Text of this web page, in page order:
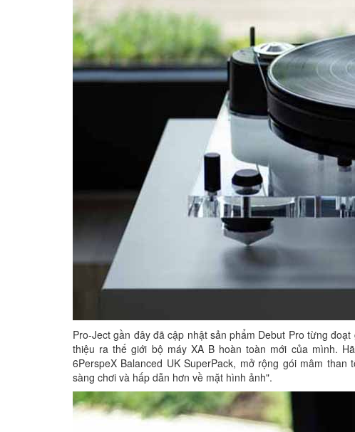
Pro-Ject gần đây đã cập nhật sản phẩm Debut Pro từng
thiệu ra thế giới bộ máy XA B hoàn toàn mới của mình.
6PerspeX Balanced UK SuperPack, mở rộng gói mâm
sàng chơi và hấp dẫn hơn về mặt hình ảnh".